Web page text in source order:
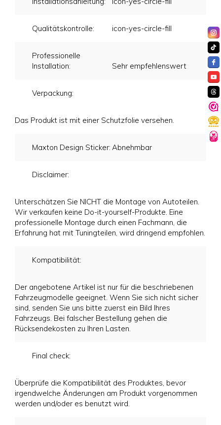
Qualitätskontrolle: icon-yes-circle-fill
Professionelle
Installation:
Sehr empfehlenswert
Verpackung:
Das Produkt ist mit einer Schutzfolie versehen.
Maxton Design Sticker: Abnehmbar
Disclaimer:
Unterschätzen Sie NICHT die Montage von Autoteilen.
Wir verkaufen keine Do-it-yourself-Produkte. Eine
professionelle Montage durch einen Fachmann, die
Erfahrung hat mit Tuningteilen, wird dringend empfohlen.
Kompatibilität:
Der angebotene Artikel ist nur für die beschriebenen
Fahrzeugmodelle geeignet. Wenn Sie sich nicht sicher
sind, senden Sie uns bitte zuerst ein Bild Ihres
Fahrzeugs. Bei falscher Bestellung gehen die
Rücksendekosten zu Ihren Lasten.
Final check:
Überprüfe die Kompatibilität des Produktes, bevor
irgendwelche Änderungen am Produkt vorgenommen
werden und/oder es benutzt wird.